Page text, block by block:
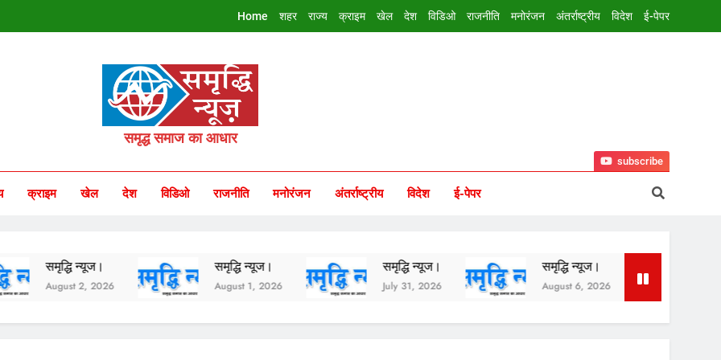
Home शहर राज्य क्राइम खेल देश विडिओ राजनीति मनोरंजन अंतर्राष्ट्रीय विदेश ई-पेपर
Samachar
समृद्ध समाज का आधार
क्राइम खेल देश विडिओ राजनीति मनोरंजन अंतर्राष्ट्रीय विदेश ई-पेपर
subscribe
न्यूज।
2, 2026
समृद्धि न्यूज।
August 1, 2026
समृद्धि न्यूज।
July 31, 2026
समृद्धि न्यूज।
August 6, 2026
समृद्धि न्यूज।
August 5, 2026